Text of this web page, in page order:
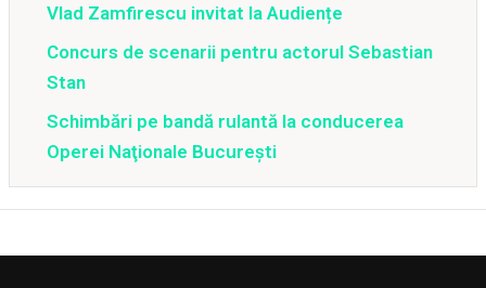
Vlad Zamfirescu invitat la Audiențe
Concurs de scenarii pentru actorul Sebastian
Stan
Schimbări pe bandă rulantă la conducerea
Operei Naţionale Bucureşti